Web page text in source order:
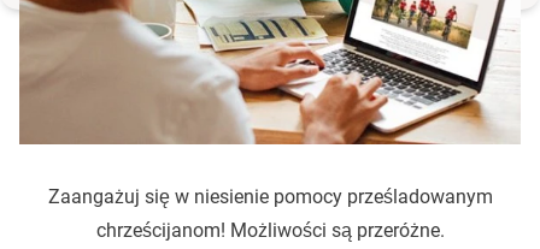
Zaangażuj się w niesienie pomocy prześladowanym
chrześcijanom! Możliwości są przeróżne.